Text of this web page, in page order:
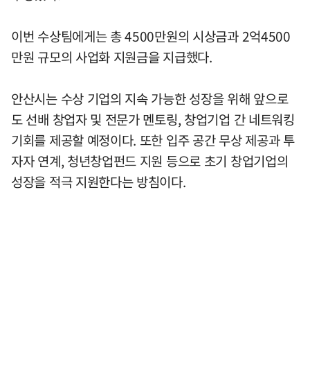
이번 수상팀에게는 총 4500만원의 시상금과 2억4500
만원 규모의 사업화 지원금을 지급했다.
안산시는 수상 기업의 지속 가능한 성장을 위해 앞으로
도 선배 창업자 및 전문가 멘토링, 창업기업 간 네트워킹
기회를 제공할 예정이다. 또한 입주 공간 무상 제공과 투
자자 연계, 청년창업펀드 지원 등으로 초기 창업기업의
성장을 적극 지원한다는 방침이다.